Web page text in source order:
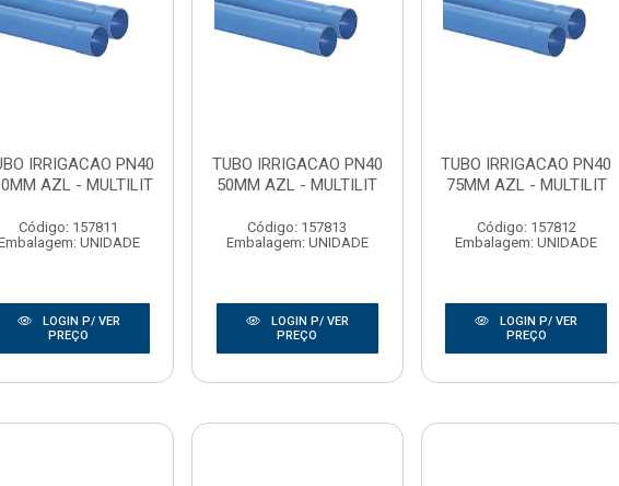
IRRIGACAO PN40
AZL - MULTILIT
Código: 157811
UNIDADE
LOGIN P/ VER
PREÇO
TUBO IRRIGACAO PN40
50MM AZL - MULTILIT
Código: 157813
Embalagem: UNIDADE
LOGIN P/ VER
PREÇO
TUBO IRRIGACAO PN40
75MM AZL - MULTILIT
Código: 157812
Embalagem: UNIDADE
LOGIN P/ VER
PREÇO